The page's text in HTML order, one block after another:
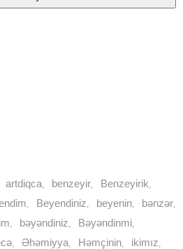
artdiqca, benzeyir, Benzeyirik,
, Beyendiniz, beyenin, bənzər,
, bəyəndiniz, Bəyəndinmi,
, Əhəmiyya, Həmçinin, ikimız,